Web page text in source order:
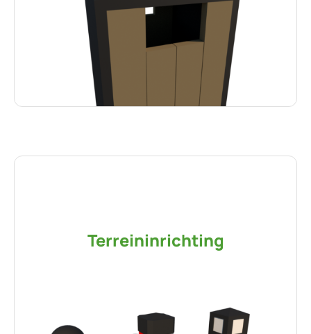
Terreininrichting